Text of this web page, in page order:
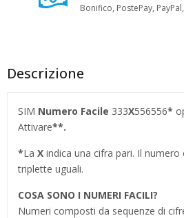
Bonifico, PostePay,
Descrizione
SIM Numero Facile 333X556556*
Attivare**.
*La X indica una cifra pari. Il
triplette uguali.
COSA SONO I NUMERI FACILI?
Numeri composti da sequenze di